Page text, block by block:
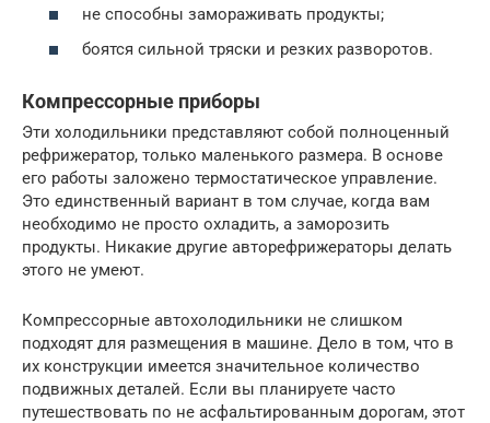
не способны замораживать продукты;
боятся сильной тряски и резких разворотов.
Компрессорные приборы
Эти холодильники представляют собой полноценный
рефрижератор, только маленького размера. В основе
его работы заложено термостатическое управление.
Это единственный вариант в том случае, когда вам
необходимо не просто охладить, а заморозить
продукты. Никакие другие авторефрижераторы делать
этого не умеют.
Компрессорные автохолодильники не слишком
подходят для размещения в машине. Дело в том, что в
их конструкции имеется значительное количество
подвижных деталей. Если вы планируете часто
путешествовать по не асфальтированным дорогам, этот